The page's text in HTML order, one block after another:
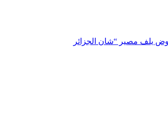
يلف مصير “شان الجزائر